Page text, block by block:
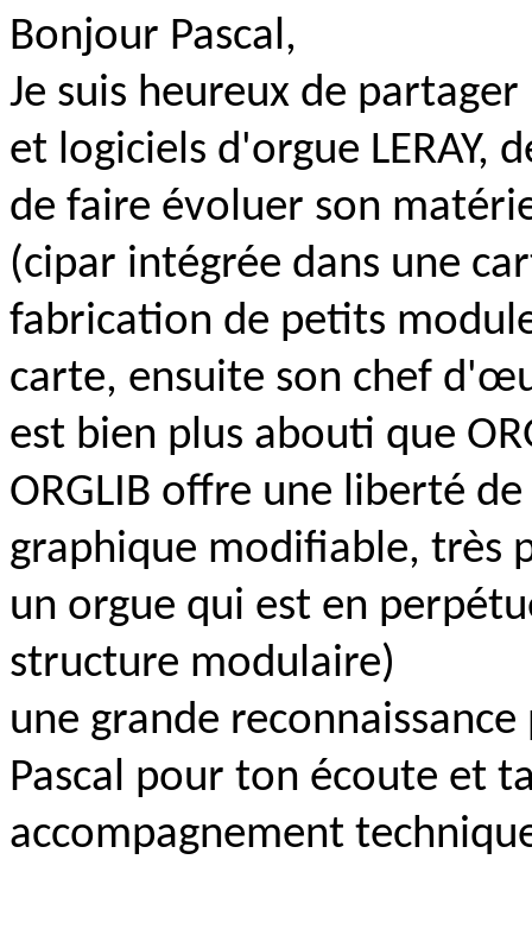
Bonjour Pascal,
Je suis heureux de
et logiciels d'orgue LERAY,
de faire évoluer son
(cipar intégrée dans une
fabrication de petits
carte, ensuite son chef
est bien plus abouti que
ORGLIB offre une liberté
graphique modifiable, très
un orgue qui est en
structure modulaire)
une grande
Pascal pour ton écoute et
accompagnement